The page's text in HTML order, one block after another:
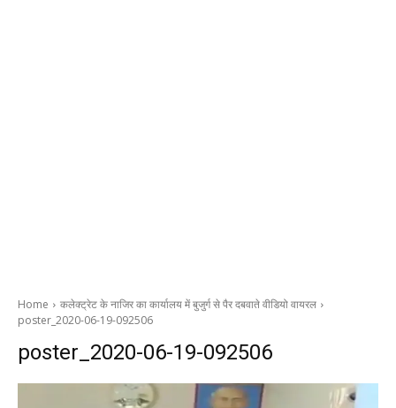
Home
कलेक्ट्रेट के नाजिर का कार्यालय में बुजुर्ग से पैर दबवाते वीडियो वायरल
poster_2020-06-19-092506
poster_2020-06-19-092506